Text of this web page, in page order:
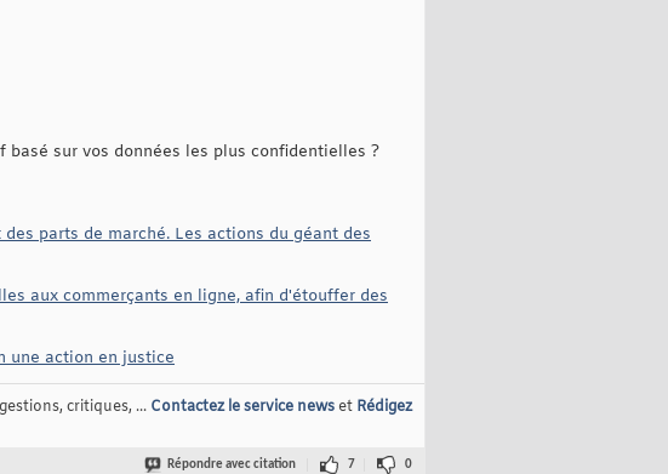
sur vos données les plus confidentielles ?
parts de marché. Les actions du géant des
aux commerçants en ligne, afin d'étouffer des
une action en justice
critiques, ... Contactez le service newset Rédigez
Répondre avec citation 7 0